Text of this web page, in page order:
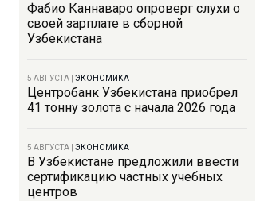
Фабио Каннаваро опроверг слухи о
своей зарплате в сборной
Узбекистана
5 АВГУСТА ЭКОНОМИКА
Центробанк Узбекистана приобрел
41 тонну золота с начала 2026 года
5 АВГУСТА ЭКОНОМИКА
В Узбекистане предложили ввести
сертификацию частных учебных
центров